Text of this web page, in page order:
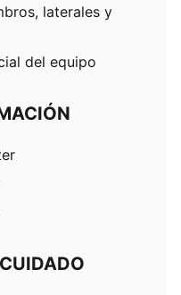
laterales y
del equipo